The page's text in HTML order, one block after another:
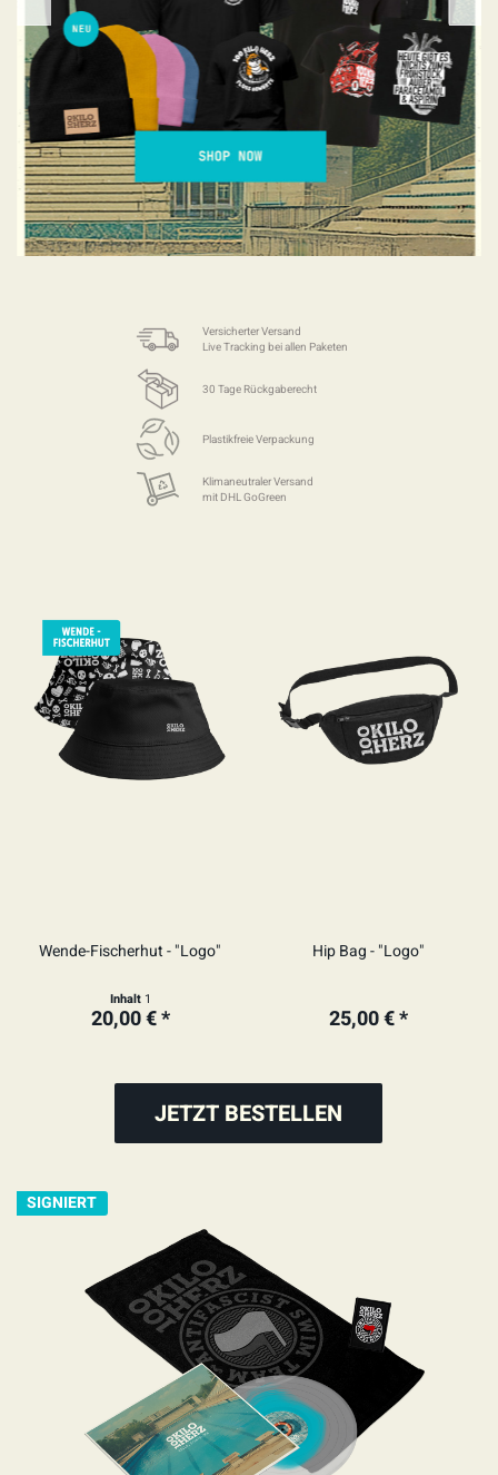
Versicherter Versand
Live Tracking bei allen Paketen
30 Tage Rückgaberecht
Plastikfreie Verpackung
Klimaneutraler Versand
mit DHL GoGreen
JETZT BESTELLEN
SIGNIERT
Wende-Fischerhut - "Logo"
Inhalt 1
20,00 € *
Hip Bag - "Logo"
25,00 € *